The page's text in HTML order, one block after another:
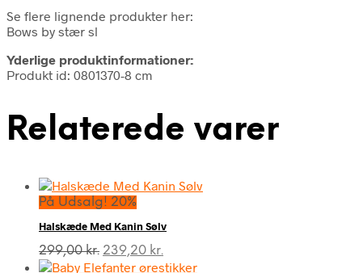
Se flere lignende produkter her:
Bows by stær sl
Yderlige produktinformationer:
Produkt id: 0801370-8 cm
Relaterede varer
På Udsalg! 20%
Halskæde Med Kanin Sølv
299,00kr. Den
oprindelige
239,20 kr.
aktuelle